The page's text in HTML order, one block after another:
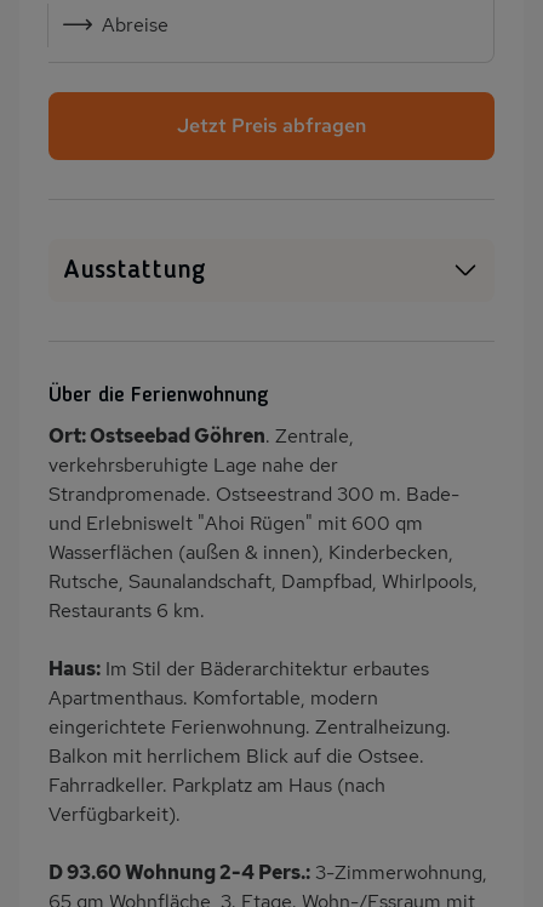
Abreise
Jetzt Preis abfragen
Ausstattung
Dusche/WC
Herd (4 Kochfelder)
Backofen
Geschirrspülmaschine
Kühlschrank
Mikrowelle
Meerblick/Seeblick
Panoramablick
Babybett
Kinderhochstuhl
verboten
Über die Ferienwohnung
Ort: Ostseebad Göhren. Zentrale,
verkehrsberuhigte Lage nahe der
Strandpromenade. Ostseestrand 300 m. Bade-
und Erlebniswelt "Ahoi Rügen" mit 600 qm
Wasserflächen (außen & innen), Kinderbecken,
Rutsche, Saunalandschaft, Dampfbad, Whirlpools,
Restaurants 6 km.
Haus: Im Stil der Bäderarchitektur erbautes
Apartmenthaus. Komfortable, modern
eingerichtete Ferienwohnung. Zentralheizung.
Balkon mit herrlichem Blick auf die Ostsee.
Fahrradkeller. Parkplatz am Haus (nach
Verfügbarkeit).
D 93.60 Wohnung 2-4 Pers.: 3-Zimmerwohnung,
65 qm Wohnfläche, 3. Etage. Wohn-/Essraum mit